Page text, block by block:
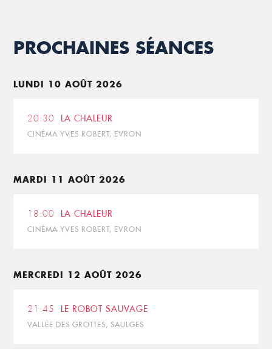
PROCHAINES SÉANCES
LUNDI 10 AOÛT 2026
20:30 LA CHALEUR
CINÉMA YVES ROBERT, EVRON
MARDI 11 AOÛT 2026
18:00 LA CHALEUR
CINÉMA YVES ROBERT, EVRON
MERCREDI 12 AOÛT 2026
21:45 LE ROBOT SAUVAGE
VALLÉE DES GROTTES, SAULGES